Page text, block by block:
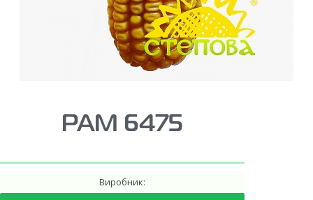
РАМ 6475
Виробник: